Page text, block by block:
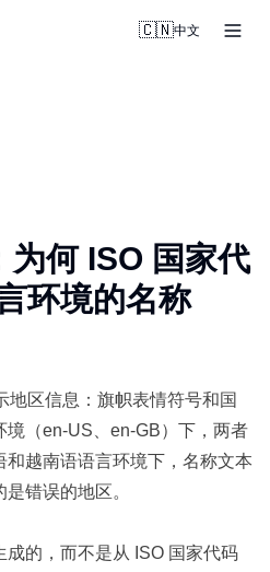
🇨🇳中文
何 ISO 国家代
环境的名称
地区信息：旗帜表情符号和国
（en-US、en-GB）下，两者
越南语语言环境下，名称文本
错误的地区。
的，而不是从 ISO 国家代码